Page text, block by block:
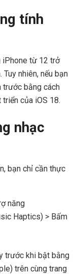
tính
iPhone từ 12 trở
nhiên, nếu bạn
trước bằng cách
của iOS 18.
nhạc
bạn chỉ cần thực
năng
Haptics) > Bấm
trước khi bật bằng
trên cùng trang